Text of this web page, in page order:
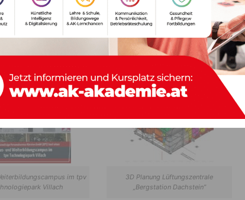
wurde der Umbau des „Falkensteiner Hotel & Spa
drei Monaten zur vollsten Zufriedenheit des
ESW, die sich derzeitig mitten in der Bauphase befinden
in Villach, der Umbau der „Dachstein Bergstation“ sowie
Rain“.
im tpv
Villach
3D Planung Lüftungszentrale
„Bergstation Dachstein”